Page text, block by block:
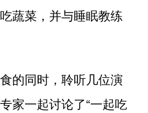
蔬菜，并与睡眠教练
的同时，聆听几位演
家一起讨论了“一起吃